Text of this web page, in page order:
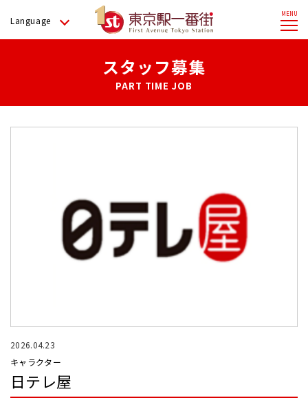
Language
スタッフ募集
PART TIME JOB
2026.04.23
キャラクター
日テレ屋